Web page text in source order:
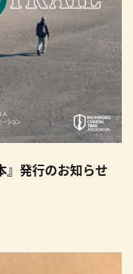
』発行のお知らせ